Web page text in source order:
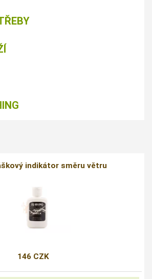
indikátor směru větru
146 CZK